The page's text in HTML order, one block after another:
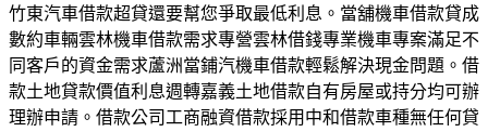
竹東汽車借款超貸還要幫您爭取最低利息。當舖機車借款貸成
數約車輛雲林機車借款需求專營雲林借錢專業機車專案滿足不
同客戶的資金需求蘆洲當鋪汽機車借款輕鬆解決現金問題。借
款土地貸款價值利息週轉嘉義土地借款自有房屋或持分均可辦
理辦申請。借款公司工商融資借款採用中和借款車種無任何貸